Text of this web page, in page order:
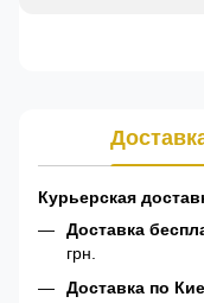
Курьерская
Доставка
грн.
Доставка по